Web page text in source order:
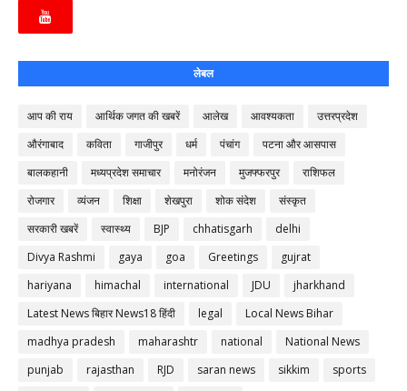
लेबल
आप की राय आर्थिक जगत की खबरें आलेख आवश्यकता
उत्तरप्रदेश
औरंगाबाद
कविता गाजीपुर धर्म पंचांग
पटना और आसपास
बालकहानी
मध्यप्रदेश समाचार मनोरंजन मुजफ्फरपुर
राशिफल
रोजगार
व्यंजन शिक्षा शेखपुरा शोक संदेश
संस्कृत
सरकारी खबरें
स्वास्थ्य BJP chhatisgarh
delhi
Divya Rashmi
gaya goa Greetings
gujrat
hariyana
himachal international JDU
jharkhand
Latest News बिहार News18 हिंदी
legal
Local News Bihar
madhya pradesh
maharashtr national
National News
punjab
rajasthan RJD saran news sikkim
sports